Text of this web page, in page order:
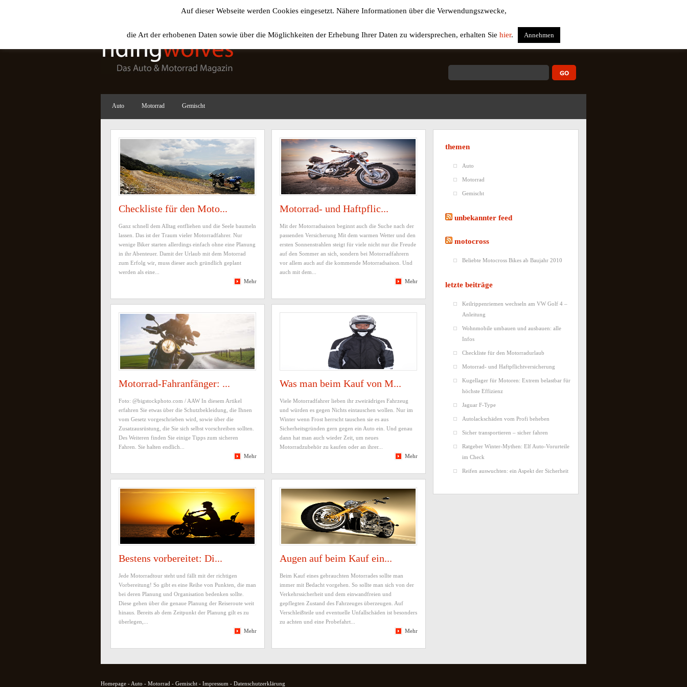
Auto Motorrad Gemischt
Checkliste für den Moto...
Ganz schnell dem Alltag entfliehen und die Seele baumeln
lassen. Das ist der Traum vieler Motorradfahrer. Nur
wenige Biker starten allerdings einfach ohne eine Planung
in ihr Abenteuer. Damit der Urlaub mit dem Motorrad
zum Erfolg wir, muss dieser auch gründlich geplant
werden als eine...
Mehr
Motorrad- und Haftpflic...
Mit der Motorradsaison beginnt auch die Suche nach der
passenden Versicherung Mit dem warmen Wetter und den
ersten Sonnenstrahlen steigt für viele nicht nur die Freude
auf den Sommer an sich, sondern bei Motorradfahrern
vor allem auch auf die kommende Motorradsaison. Und
auch mit dem...
Mehr
Motorrad-Fahranfänger: ...
Foto: @bigstockphoto.com / AAW In diesem Artikel
erfahren Sie etwas über die Schutzbekleidung, die Ihnen
vom Gesetz vorgeschrieben wird, sowie über die
Zusatzausrüstung, die Sie sich selbst vorschreiben sollten.
Des Weiteren finden Sie einige Tipps zum sicheren
Fahren. Sie halten endlich...
Mehr
Was man beim Kauf von M...
Viele Motorradfahrer lieben ihr zweirädriges Fahrzeug
und würden es gegen Nichts eintauschen wollen. Nur im
Winter wenn Frost herrscht tauschen sie es aus
Sicherheitsgründen gern gegen ein Auto ein. Und genau
dann hat man auch wieder Zeit, um neues
Motorradzubehör zu kaufen oder an ihrer...
Mehr
Bestens vorbereitet: Di...
Jede Motorradtour steht und fällt mit der richtigen
Vorbereitung! So gibt es eine Reihe von Punkten, die man
bei deren Planung und Organisation bedenken sollte.
Diese gehen über die genaue Planung der Reiseroute weit
hinaus. Bereits ab dem Zeitpunkt der Planung gilt es zu
überlegen,...
Mehr
Augen auf beim Kauf ein...
Beim Kauf eines gebrauchten Motorrades sollte man
immer mit Bedacht vorgehen. So sollte man sich von der
Verkehrssicherheit und dem einwandfreien und
gepflegten Zustand des Fahrzeuges überzeugen. Auf
Verschleißteile und eventuelle Unfallschäden ist besonders
zu achten und eine Probefahrt...
Mehr
themen
Auto
Motorrad
Gemischt
unbekannter feed
motocross
Beliebte Motocross Bikes ab Baujahr 2010
letzte beiträge
Keilrippenriemen wechseln am VW Golf 4 –
Anleitung
Wohnmobile umbauen und ausbauen: alle
Infos
Checkliste für den Motorradurlaub
Motorrad- und Haftpflichtversicherung
Kugellager für Motoren: Extrem belastbar für
höchste Effizienz
Jaguar F-Type
Autolackschäden vom Profi beheben
Sicher transportieren – sicher fahren
Ratgeber Winter-Mythen: Elf Auto-Vorurteile
im Check
Reifen auswuchten: ein Aspekt der Sicherheit
Homepage - Auto - Motorrad - Gemischt - Impressum - Datenschutzerklärung
Auf dieser Webseite werden Cookies eingesetzt. Nähere Informationen über die Verwendungszwecke,
die Art der erhobenen Daten sowie über die Möglichkeiten der Erhebung Ihrer Daten zu widersprechen, erhalten Sie hier. Annehmen